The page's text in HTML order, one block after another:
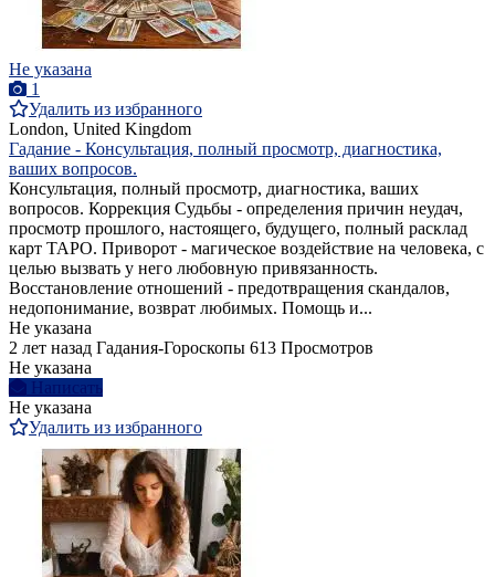
Не указана
1
Удалить из избранного
London, United Kingdom
Гадание - Консультация, полный просмотр, диагностика,
ваших вопросов.
Консультация, полный просмотр, диагностика, ваших
вопросов. Коррекция Судьбы - определения причин неудач,
просмотр прошлого, настоящего, будущего, полный расклад
карт ТАРО. Приворот - магическое воздействие на человека, с
целью вызвать у него любовную привязанность.
Восстановление отношений - предотвращения скандалов,
недопонимание, возврат любимых. Помощь и...
Не указана
2 лет назад Гадания-Гороскопы 613 Просмотров
Не указана
Написать
Не указана
Удалить из избранного